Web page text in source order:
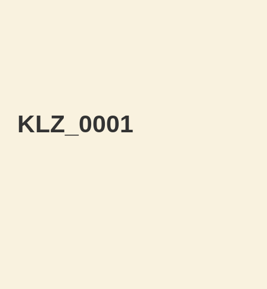
KLZ_0001